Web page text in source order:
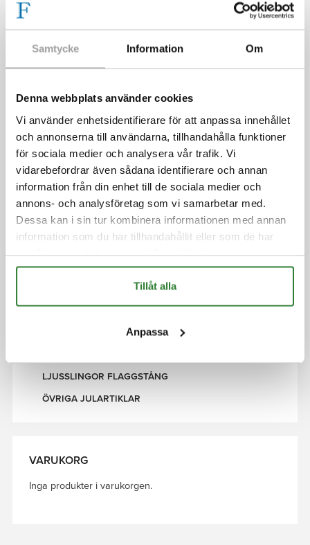
Samtycke Information Om
Denna webbplats använder cookies
Vi använder enhetsidentifierare för att anpassa innehållet
och annonserna till användarna, tillhandahålla funktioner
för sociala medier och analysera vår trafik. Vi
vidarebefordrar även sådana identifierare och annan
information från din enhet till de sociala medier och
annons- och analysföretag som vi samarbetar med.
Dessa kan i sin tur kombinera informationen med annan
information som du har tillhandahållit eller som de har
Tillåt alla
Anpassa
Produkten har utgått och ersätts av >Glimma
PRODUKTKATEGORIER
FLAGGSTÅNGSBELYSNING
GLIMMA LJUSGRAN FÖR FLAGGSTÅNG
XMAS STARLIGHT
FAIRYBELL
FLAGGSTÄNGER
SVENSKA FLAGGOR
PRIDEFLAGGOR
ÖVRIGT
SVENSKA VIMPLAR - BANDVIMPEL & KORSVIMPEL
LJUSSLINGOR FLAGGSTÅNG
ÖVRIGA JULARTIKLAR
VARUKORG
Inga produkter i varukorgen.